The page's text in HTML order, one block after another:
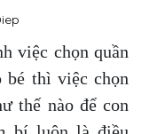
việc chọn quần
bé thì việc chọn
thế nào để con